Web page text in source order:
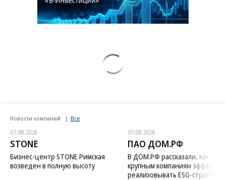
Новости компаний Все
07.08.2026
STONE
Бизнес-центр STONE Римская
возведен в полную высоту
07.08.2026
ПАО ДОМ.РФ
В ДОМ.РФ рассказали, как
крупным компаниям
реализовывать ESG-стратегию